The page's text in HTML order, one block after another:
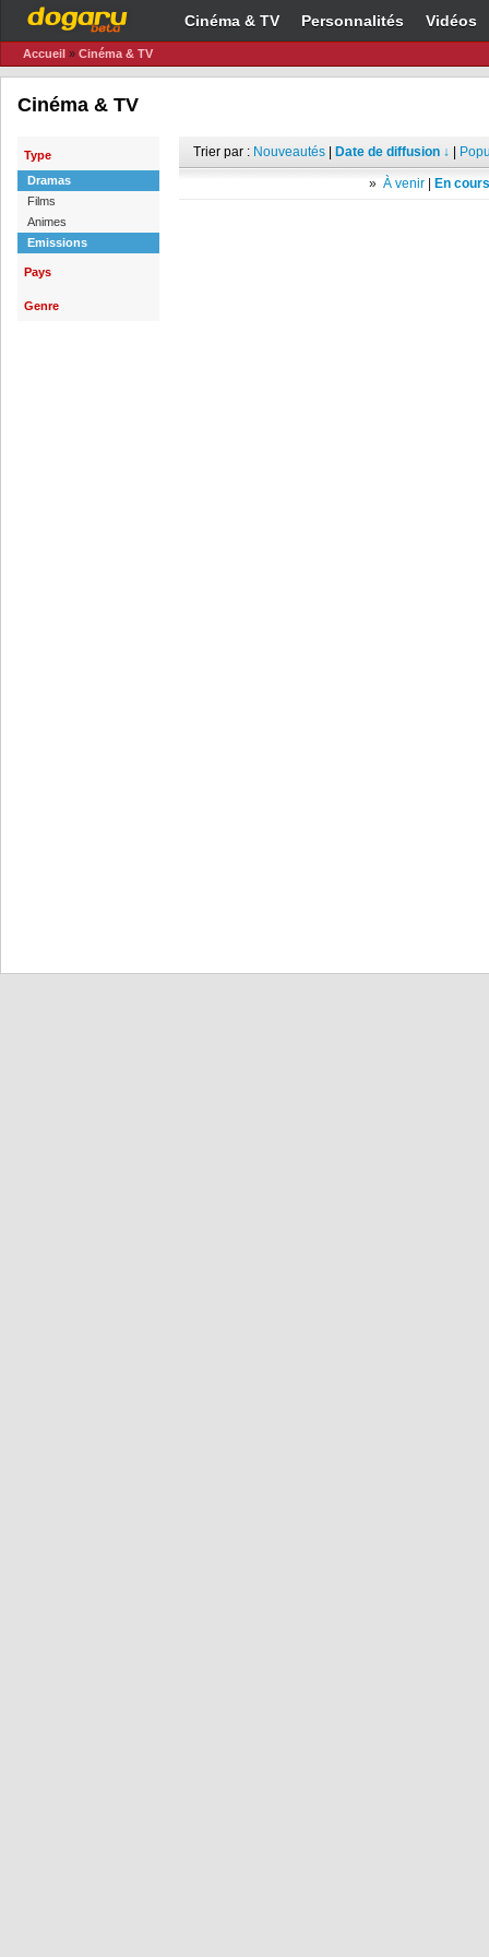
Cinéma & TV Personnalités Vidéos
Accueil » Cinéma & TV
Cinéma & TV
Type
Dramas
Films
Animes
Emissions
Pays
Genre
Trier par : Nouveautés Date de diffusion ↓
» À venir En